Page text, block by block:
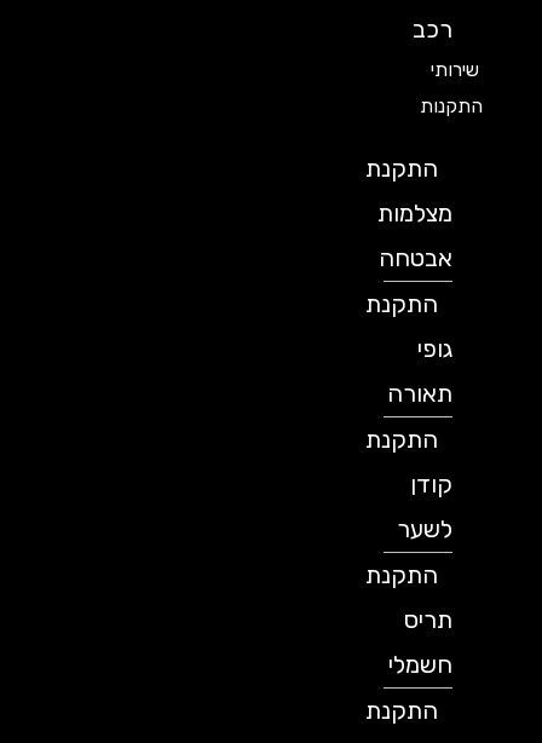
שירותי
התקנות
התקנת
מצלמות
אבטחה
התקנת
תאורה
התקנת
לשער
התקנת
תריס
חשמלי
התקנת